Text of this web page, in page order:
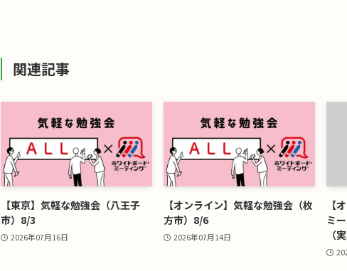
関連記事
【東京】気軽な勉強会（八王子
市）8/3
2026年07月16日
【オンライン】気軽な勉強会（枚
方市）8/6
2026年07月14日
【
ミ
（